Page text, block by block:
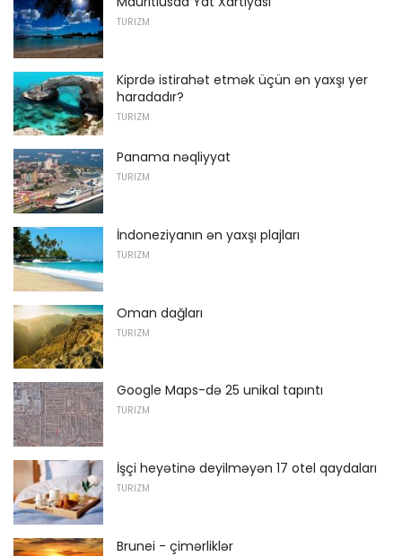
TURIZM
Kiprdə istirahət etmək üçün ən yaxşı yer
haradadır?
TURIZM
Panama nəqliyyat
TURIZM
İndoneziyanın ən yaxşı plajları
TURIZM
Oman dağları
TURIZM
Google Maps-də 25 unikal tapıntı
TURIZM
İşçi heyətinə deyilməyən 17 otel qaydaları
TURIZM
Brunei - çimərliklər